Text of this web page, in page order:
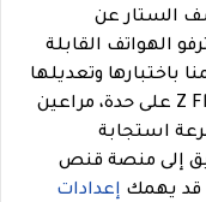
لعام 2026، سنكشف الستار عن
الهواتف القابلة
باختبارها وتعديلها
لتتناسب مع كل إصدار من إصدارات Z Flip على حدة، مراعين
استجابة
إلى منصة قنص
قد يهمك إعدادات